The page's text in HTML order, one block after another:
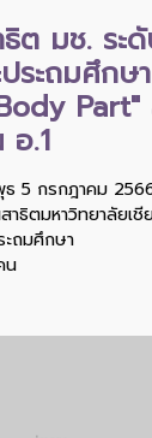
ธิต มช. ระ
ระถมศึกษ
Part"
อ.1
ธ 5 กรกฎาคม
าธิตมหาวิทยาลัยเชี
ะถมศึกษา
น